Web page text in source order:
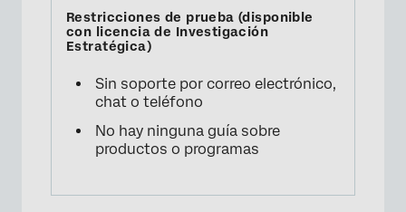
Sin soporte por correo electrónico,
chat o teléfono
No hay ninguna guía sobre
productos o programas